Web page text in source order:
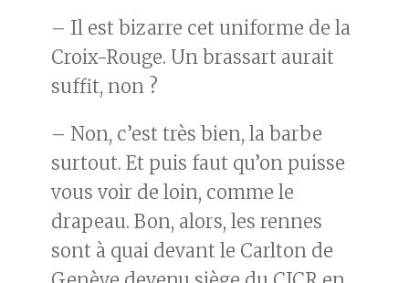
– Il est bizarre cet uniforme de la
Croix-Rouge. Un brassart aurait
suffit, non ?
– Non, c’est très bien, la barbe
surtout. Et puis faut qu’on puisse
vous voir de loin, comme le
drapeau. Bon, alors, les rennes
sont à quai devant le Carlton de